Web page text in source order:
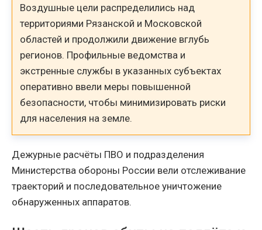
Воздушные цели распределились над
территориями Рязанской и Московской
областей и продолжили движение вглубь
регионов. Профильные ведомства и
экстренные службы в указанных субъектах
оперативно ввели меры повышенной
безопасности, чтобы минимизировать риски
для населения на земле.
Дежурные расчёты ПВО и подразделения
Министерства обороны России вели отслеживание
траекторий и последовательное уничтожение
обнаруженных аппаратов.